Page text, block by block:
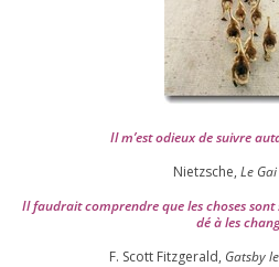
Il m’est odieux de suivre
Nietzsche, Le
Il fau­drait com­prendre que les choses
dé à les
F. Scott Fitzgerald, Gatsby